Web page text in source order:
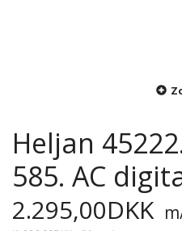
Heljan
585. AC
2.295,00DKK